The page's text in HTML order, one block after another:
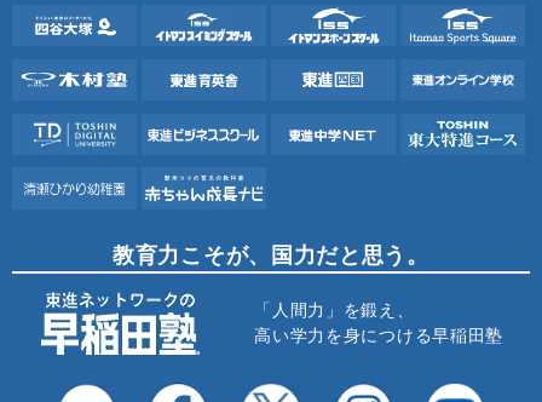
教育力こそが、国力だと思う。
「人間力」を鍛え、
高い学力を身につける早稲田塾